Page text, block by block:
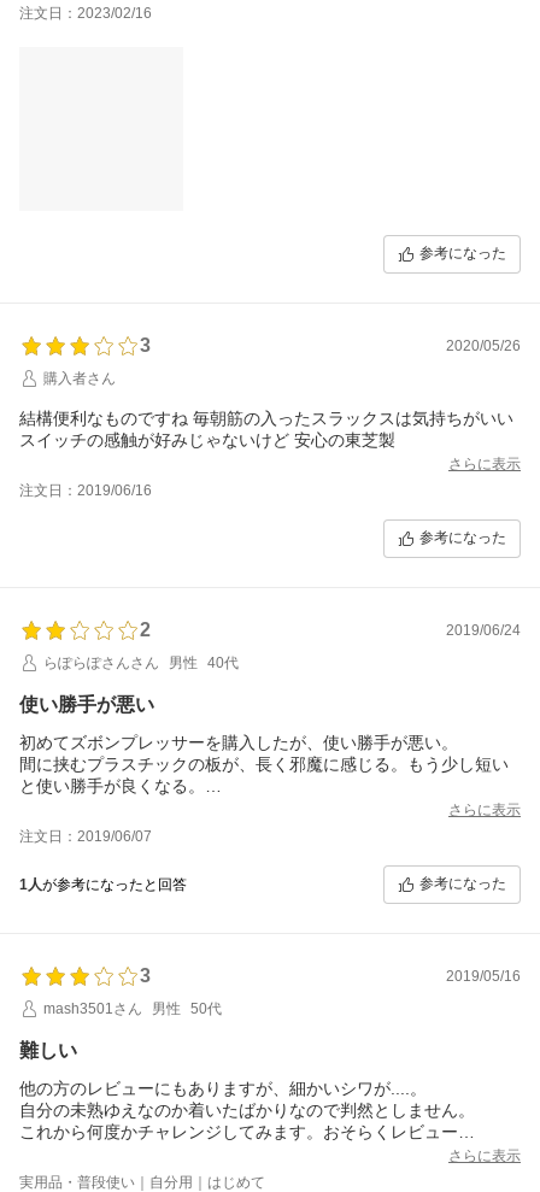
注文日：2023/02/16
参考になった
3
2020/05/26
購入者さん
結構便利なものですね 毎朝筋の入ったスラックスは気持ちがいい
スイッチの感触が好みじゃないけど 安心の東芝製
さらに表示
注文日：2019/06/16
参考になった
2
2019/06/24
らぽらぽさんさん
男性 40代
使い勝手が悪い
初めてズボンプレッサーを購入したが、使い勝手が悪い。
間に挟むプラスチックの板が、長く邪魔に感じる。もう少し短い
と使い勝手が良くなる。
伸ばして挟んでも、たまに挟み方が悪かったのか、変なところで
折れてしまう場合がある。
夏用のズボンをプレスしたら、波打つヨレヨレのシワがついた。
さらに表示
注文日：2019/06/07
1人が参考になったと回答 参考になった
3
2019/05/16
mash3501さん
男性 50代
難しい
他の方のレビューにもありますが、細かいシワが....。
自分の未熟ゆえなのか着いたばかりなので判然としません。
これから何度かチャレンジしてみます。おそらくレビュー
評価の高い方もいるという事は、ズボンの材質等にも関係
するのかも知れません。現状では星３つです。
さらに表示
実用品・普段使い｜自分用｜はじめて